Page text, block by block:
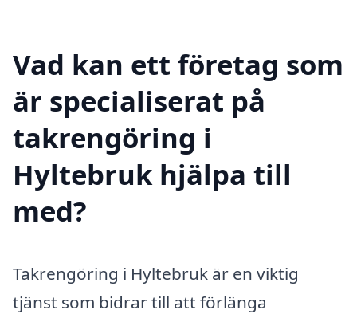
Vad kan ett företag som
är specialiserat på
takrengöring i
Hyltebruk hjälpa till
med?
Takrengöring i Hyltebruk är en viktig
tjänst som bidrar till att förlänga